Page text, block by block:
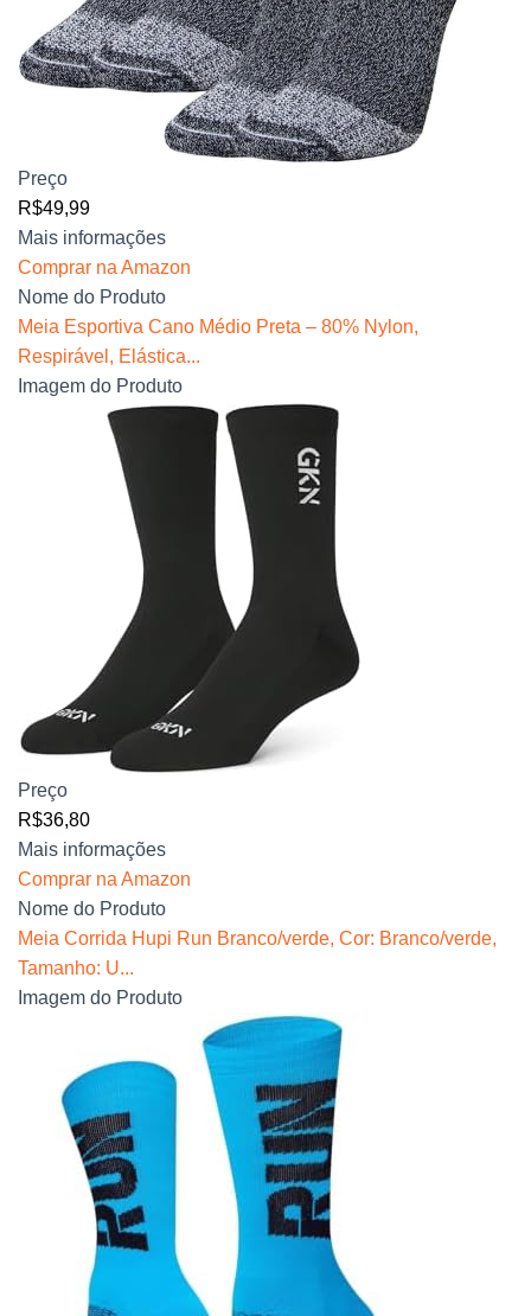
Preço
R$49,99
Mais informações
Comprar na Amazon
Nome do Produto
Meia Esportiva Cano Médio Preta – 80% Nylon,
Respirável, Elástica...
Imagem do Produto
Preço
R$36,80
Mais informações
Comprar na Amazon
Nome do Produto
Meia Corrida Hupi Run Branco/verde, Cor: Branco/verde,
Tamanho: U...
Imagem do Produto